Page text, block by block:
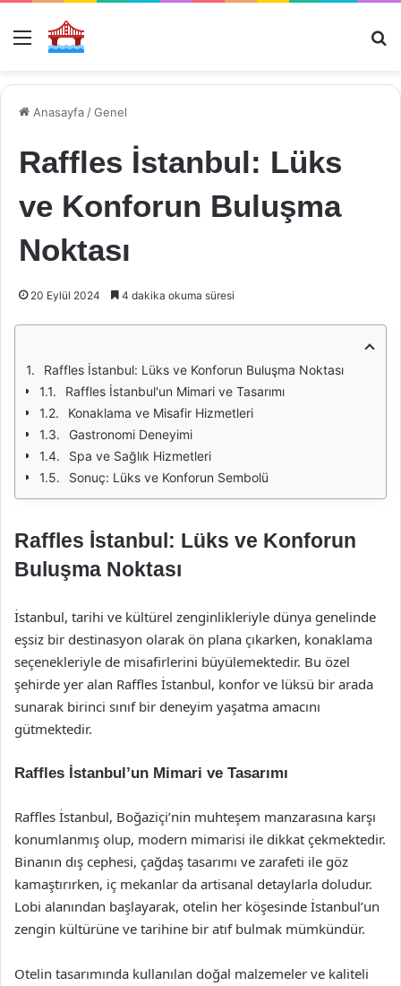
Menü
Anasayfa /Genel
Raffles İstanbul: Lüks
ve Konforun Buluşma
Noktası
20 Eylül 2024 4 dakika okuma süresi
Raffles İstanbul: Lüks ve Konforun Buluşma Noktası
Raffles İstanbul'un Mimari ve Tasarımı
Konaklama ve Misafir Hizmetleri
Gastronomi Deneyimi
Spa ve Sağlık Hizmetleri
Sonuç: Lüks ve Konforun Sembolü
Raffles İstanbul: Lüks ve Konforun
Buluşma Noktası
İstanbul, tarihi ve kültürel zenginlikleriyle dünya genelinde
eşsiz bir destinasyon olarak ön plana çıkarken, konaklama
seçenekleriyle de misafirlerini büyülemektedir. Bu özel
şehirde yer alan Raffles İstanbul, konfor ve lüksü bir arada
sunarak birinci sınıf bir deneyim yaşatma amacını
gütmektedir.
Raffles İstanbul’un Mimari ve Tasarımı
Raffles İstanbul, Boğaziçi’nin muhteşem manzarasına karşı
konumlanmış olup, modern mimarisi ile dikkat çekmektedir.
Binanın dış cephesi, çağdaş tasarımı ve zarafeti ile göz
kamaştırırken, iç mekanlar da artisanal detaylarla doludur.
Lobi alanından başlayarak, otelin her köşesinde İstanbul’un
zengin kültürüne ve tarihine bir atıf bulmak mümkündür.
Otelin tasarımında kullanılan doğal malzemeler ve kaliteli